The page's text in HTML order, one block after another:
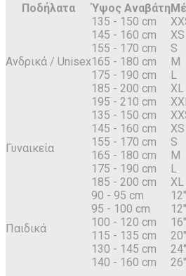
Ποδήλατα
Ύψος Αναβάτη
Ανδρικά / Unisex
135 - 150 cm
145 - 160 cm
155 - 170 cm
165 - 180 cm
175 - 190 cm
185 - 200 cm
195 - 210 cm
XS
S
M
L
XL
Γυναικεία
135 - 150 cm
145 - 160 cm
155 - 170 cm
165 - 180 cm
175 - 190 cm
185 - 200 cm
XS
S
M
L
XL
Παιδικά
90 - 95 cm
95 - 100 cm
100 - 120 cm
115 - 135 cm
130 - 145 cm
140 - 160 cm
12"
16"
20"
24"
26"